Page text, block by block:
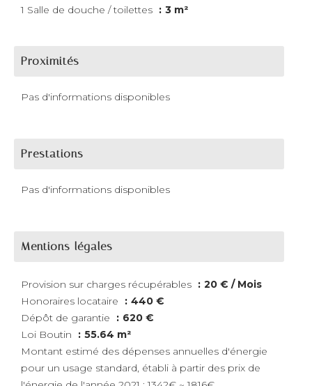
1 Salle de douche / toilettes
3 m²
Proximités
Pas d'informations disponibles
Prestations
Pas d'informations disponibles
Mentions légales
Provision sur charges récupérables
20 € / Mois
Honoraires locataire
440 €
Dépôt de garantie
620 €
Loi Boutin
55.64 m²
Montant estimé des dépenses annuelles d'énergie
pour un usage standard, établi à partir des prix de